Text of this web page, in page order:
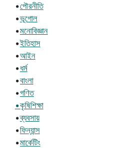
•পৌরনীতি
•ভূগোল
•মনোবিজ্ঞান
•ইতিহাস
•আইন
•ধর্ম
•বাংলা
•গণিত
•কৃষিশিক্ষা
•ব্যবসায়
•ফিন্যান্স
•মার্কেটিং